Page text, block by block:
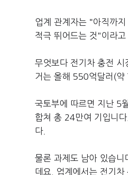
업계 관계자는 "아직까
적극 뛰어드는 것"이라고
무엇보다 전기차 충전 시
거는 올해 550억달러(
국토부에 따르면 지난 5
합쳐 총 24만여 기입니
다.
물론 과제도 남아 있습
데요. 업계에서는 전기